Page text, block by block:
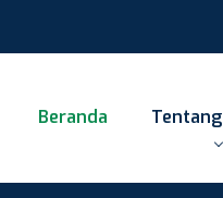
Beranda Tentang